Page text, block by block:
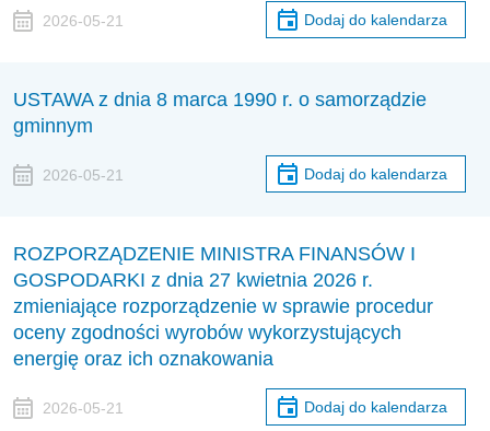
2026-05-21 Dodaj do kalendarza
USTAWA z dnia 8 marca 1990 r. o samorządzie
gminnym
2026-05-21 Dodaj do kalendarza
ROZPORZĄDZENIE MINISTRA FINANSÓW I
GOSPODARKI z dnia 27 kwietnia 2026 r.
zmieniające rozporządzenie w sprawie procedur
oceny zgodności wyrobów wykorzystujących
energię oraz ich oznakowania
2026-05-21 Dodaj do kalendarza